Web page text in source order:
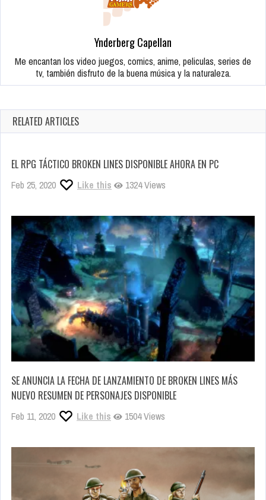
Ynderberg Capellan
Me encantan los video juegos, comics, anime, peliculas, series de
tv, también disfruto de la buena música y la naturaleza.
RELATED ARTICLES
EL RPG TÁCTICO BROKEN LINES DISPONIBLE AHORA EN PC
Feb 25, 2020 Like this 1324 Views
SE ANUNCIA LA FECHA DE LANZAMIENTO DE BROKEN LINES MÁS
NUEVO RESUMEN DE PERSONAJES DISPONIBLE
Feb 11, 2020 Like this 1504 Views